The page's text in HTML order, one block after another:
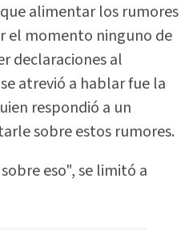
alimentar los rumores
el momento ninguno de
declaraciones al
atrevió a hablar fue la
respondió a un
sobre estos rumores.
eso", se limitó a